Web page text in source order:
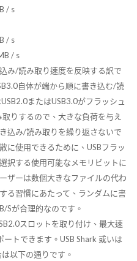
/ s
/ s
/ s
み/読み取り速度を反映する訳で
自体が端から順に書き込む/読
またはUSB3.0がフラッシュ
りするので、大きな負荷を与え
込み/読み取りを繰り返さないで
に使用できるために、USBフラッ
択する使用可能なメモリビットに
ザーは数個大きなファイルの代わ
る習慣にあたって、ランダムに書
Sが合理的なのです。
スロットを取り付け、最大速
トできます。USB Shark 或いは
以下の通りです。